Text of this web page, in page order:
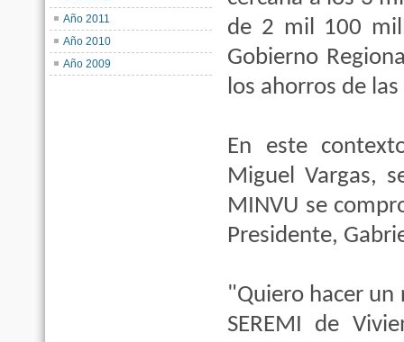
Año 2011
Año 2010
Año 2009
de 2 mil 100
Gobierno
los ahorros de
En este
Miguel Vargas,
MINVU se
Presidente,
"Quiero hacer un
SEREMI de